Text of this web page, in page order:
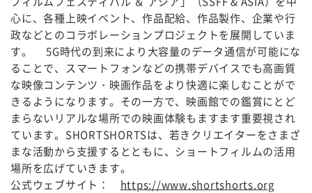
心に、各種上映イベント、作品配給、作品製作、企業や行
政などとのコラボレーションプロジェクトを展開していま
す。 5G時代の到来により大容量のデータ通信が可能にな
ることで、スマートフォンなどの携帯デバイスでも高画質
な映像コンテンツ・映画作品をより快適に楽しむことがで
きるようになります。その一方で、映画館での鑑賞にとど
まらないリアルな場所での映画体験もますます重要視され
ています。SHORTSHORTSは、若きクリエイターをさまざ
まな活動から支援するとともに、ショートフィルムの活用
場所を広げていきます。
公式ウェブサイト： https://www.shortshorts.org